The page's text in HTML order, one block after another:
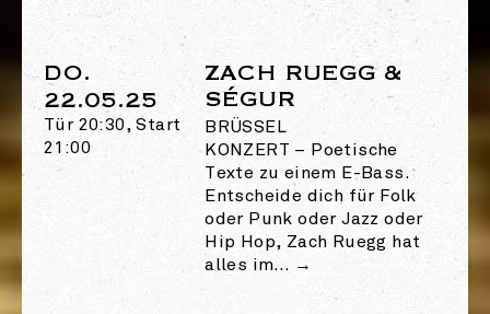
DO.
22.05.25
Tür 20:30, Start
21:00
ZACH RUEGG &
SÉGUR
BRÜSSEL
KONZERT – Poetische
Texte zu einem E-Bass.
Entscheide dich für Folk
oder Punk oder Jazz oder
Hip Hop, Zach Ruegg hat
alles im… →